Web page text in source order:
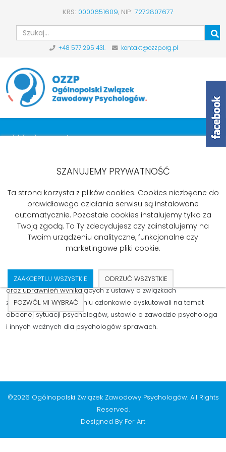
KRS: 0000651609, NIP: 7272807677
+48 577 295 431. kontakt@ozzp.org.pl
Wydarzenia
Szkolenie z zakresu najnowszych zmian w Kodeksie Pracy
Szkolenie z zakresu najnowszych zmian
w Kodeksie Pracy - 22.04.2023
przez prawnika na temat najnowszych zmian w Kodeksie Pracy
oraz uprawnień wynikających z ustawy o związkach
zawodowych. Po szkoleniu członkowie dyskutowali na temat
obecnej sytuacji psychologów, ustawie o zawodzie psychologa
i innych ważnych dla psychologów sprawach.
©2026 Ogólnopolski Związek Zawodowy Psychologów. All Rights
Reserved.
Designed By Fer Art
SZANUJEMY PRYWATNOŚĆ
Ta strona korzysta z plików cookies. Cookies niezbędne do
prawidłowego działania serwisu są instalowane
automatycznie. Pozostałe cookies instalujemy tylko za
Twoją zgodą. To Ty zdecydujesz czy zainstalujemy na
Twoim urządzeniu analityczne, funkcjonalne czy
marketingowe pliki cookie.
ZAAKCEPTUJ WSZYSTKIE ODRZUĆ WSZYSTKIE
POZWÓL MI WYBRAĆ